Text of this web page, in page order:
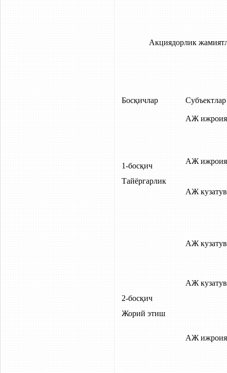
Акциядорлик
Босқичлар Субъектлар
1-босқич
Тайёргарлик
АЖ ижроия
АЖ ижроия
АЖ
2-босқич
Жорий этиш
АЖ
АЖ
АЖ ижроия